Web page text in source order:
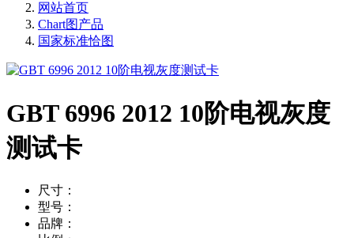
网站首页
Chart图产品
国家标准恰图
GBT 6996 2012 10阶电视灰度
测试卡
尺寸：
型号：
品牌：